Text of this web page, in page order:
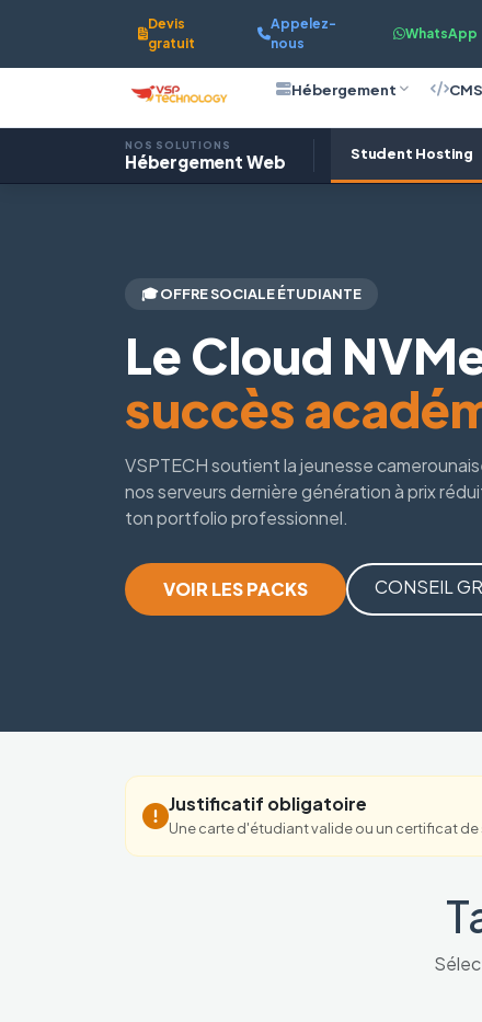
Devis
gratuit
Appelez-
nous
WhatsApp
Hébergement
NOS SOLUTIONS
Hébergement Web Student Hosting
🎓 OFFRE SOCIALE ÉTUDIANTE
Le Cloud
succès
VSPTECH soutient la jeunesse
nos serveurs dernière génération à prix
ton portfolio professionnel.
VOIR LES PACKS CONSEIL
Justificatif obligatoire
Une carte d'étudiant valide ou un certificat de